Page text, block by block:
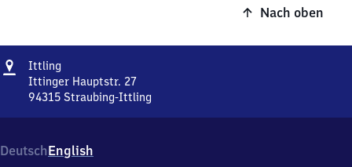
Nach oben
Adresse
Ittling
Ittinger Hauptstr. 27
94315 Straubing-Ittling
Hauptstr.
27,
DeutschEnglish